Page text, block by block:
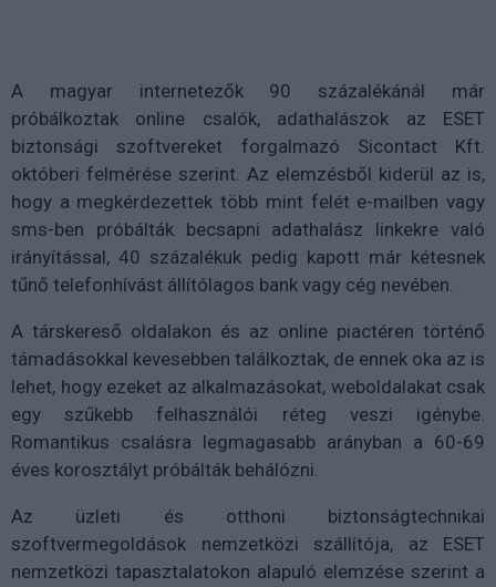
A magyar internetezők 90 százalékánál már
próbálkoztak online csalók, adathalászok az ESET
biztonsági szoftvereket forgalmazó Sicontact Kft.
októberi felmérése szerint. Az elemzésből kiderül az is,
hogy a megkérdezettek több mint felét e-mailben vagy
sms-ben próbálták becsapni adathalász linkekre való
irányítással, 40 százalékuk pedig kapott már kétesnek
tűnő telefonhívást állítólagos bank vagy cég nevében.
A társkereső oldalakon és az online piactéren történő
támadásokkal kevesebben találkoztak, de ennek oka az is
lehet, hogy ezeket az alkalmazásokat, weboldalakat csak
egy szűkebb felhasználói réteg veszi igénybe.
Romantikus csalásra legmagasabb arányban a 60-69
éves korosztályt próbálták behálózni.
Az üzleti és otthoni biztonságtechnikai
szoftvermegoldások nemzetközi szállítója, az ESET
nemzetközi tapasztalatokon alapuló elemzése szerint a